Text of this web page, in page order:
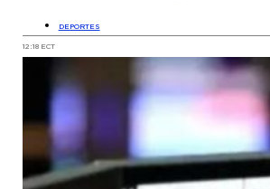
DEPORTES
12:18 ECT